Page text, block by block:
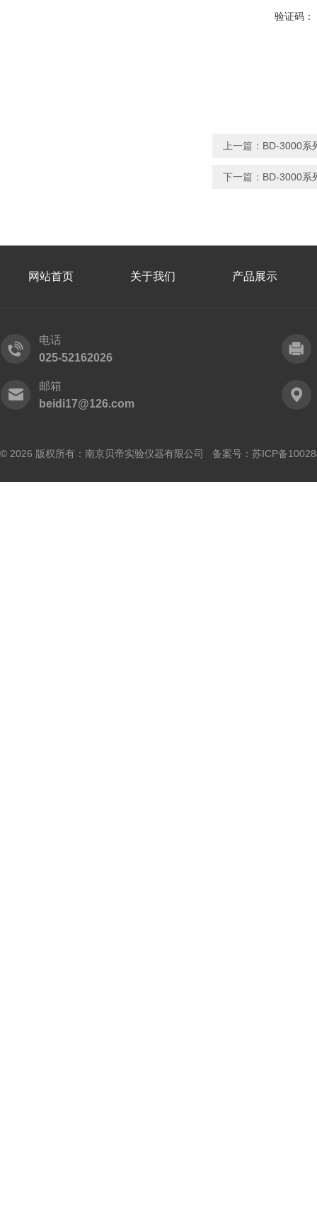
验证码：
上一篇： BD-3000系
下一篇： BD-3000系
网站首页 关于我们 产品展示
电话
025-52162026
邮箱
beidi17@126.com
© 2026 版权所有：南京贝帝实验仪器有限公司 备案号： 苏ICP备